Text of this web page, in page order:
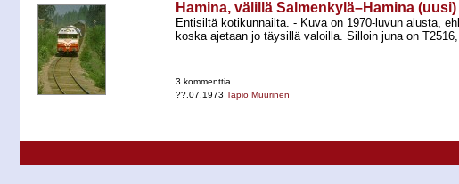
Hamina, välillä Salmenkylä–Hamina (uusi)
Entisiltä kotikunnailta. -​ Kuva on 1970-​luvun alusta,
koska ajetaan jo täysillä valoilla. Silloin juna on
3 kommenttia
??.07.1973 Tapio Muurinen